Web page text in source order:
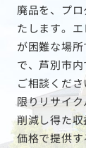
廃品を、プ
たします。
が困難な場
で、芦別市
ご相談くだ
限りリサイ
削減し得た
価格で提供